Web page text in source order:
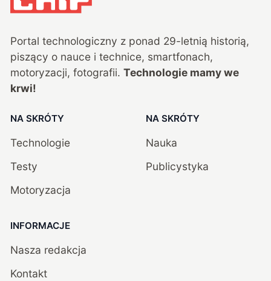
Portal technologiczny z ponad 29-letnią historią,
piszący o nauce i technice, smartfonach,
motoryzacji, fotografii. Technologie mamy we
krwi!
NA SKRÓTY
Technologie
Testy
Motoryzacja
NA SKRÓTY
Nauka
Publicystyka
INFORMACJE
Nasza redakcja
Kontakt